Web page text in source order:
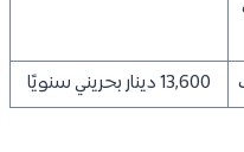
13,600 دينار بحريني سنويًا